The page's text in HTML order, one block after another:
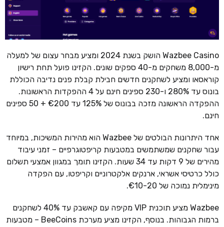
Wazbee Casino הושק בשנת 2024 ומציע מבחר עצום של למעלה
מ-8,000 משחקים מ-40 ספקים שונים. הקזינו פועל תחת רישיון
קוראסאו ומציע לשחקנים חדשים חבילת קבלת פנים נדיבה הכוללת
בונוס עד 280% ו-230 ספינים חינם על 4 ההפקדות הראשונות.
ההפקדה הראשונה מזכה בבונוס של 125% עד €200 + 50 ספינים
חינם.
אחד היתרונות הבולטים של Wazbee הוא מהירות המשיכות, במיוחד
עבור שחקנים שמשתמשים במטבעות קריפטוגרפיים – זמני עיבוד
מהירים של 9 דקות עד 34 שעות. הקזינו תומך במגוון אמצעי תשלום
כולל כרטיסי אשראי, ארנקים אלקטרוניים וקריפטו, עם הפקדה
מינימלית נמוכה של €10-20.
Wazbee מציע תוכנית VIP מקיפה עם קאשבק עד 40% לשחקנים
ברמות הגבוהות. בנוסף, הקזינו מציע מערכת BeeCoins – מטבעות